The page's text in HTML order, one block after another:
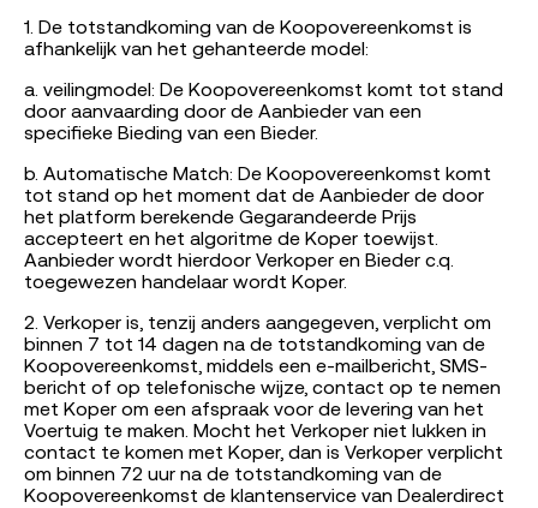
1. De totstandkoming van de Koopovereenkomst is
afhankelijk van het gehanteerde model:
a. veilingmodel: De Koopovereenkomst komt tot stand
door aanvaarding door de Aanbieder van een
specifieke Bieding van een Bieder.
b. Automatische Match: De Koopovereenkomst komt
tot stand op het moment dat de Aanbieder de door
het platform berekende Gegarandeerde Prijs
accepteert en het algoritme de Koper toewijst.
Aanbieder wordt hierdoor Verkoper en Bieder c.q.
toegewezen handelaar wordt Koper.
2. Verkoper is, tenzij anders aangegeven, verplicht om
binnen 7 tot 14 dagen na de totstandkoming van de
Koopovereenkomst, middels een e-mailbericht, SMS-
bericht of op telefonische wijze, contact op te nemen
met Koper om een afspraak voor de levering van het
Voertuig te maken. Mocht het Verkoper niet lukken in
contact te komen met Koper, dan is Verkoper verplicht
om binnen 72 uur na de totstandkoming van de
Koopovereenkomst de klantenservice van Dealerdirect